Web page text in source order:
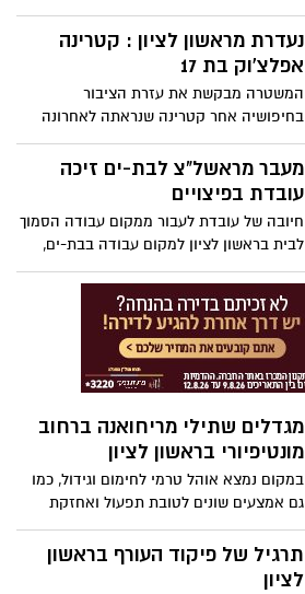
אותה. לאחר מכן חזר לביתו שבעיר, ואילו
הצעירה התקשרה והגישה תלונה במשטרה.
נעדרת מראשון לציון : קטרינה
אפלצ'וק בת 17
המשטרה מבקשת את עזרת הציבור
בחיפושיה אחר קטרינה שנראתה לאחרונה
לפני 4 חודשים. גובהה 160 ס"מ, עיניה בהירות
ושערה בלונדיני. על אפה היא עונדת נזם
מעבר מראשל"צ לבת-ים זיכה
עובדת בפיצויים
חיובה של עובדת לעבור ממקום עבודה הסמוך
לבית בראשון לציון למקום עבודה בבת-ים,
מהווה הרעת תנאים המזכה אותה בפיצויי
פיטורים למרות שהתפטרה.
מגדלים שתילי מריחואנה ברחוב
מונטיפיורי בראשון לציון
במקום נמצא אוהל טרמי לחימום וגידול, כמו
גם אמצעים שונים לטובת תפעול ואחזקת
המעבדה. סה"כ נתפסו כ- 30 שתילים , שתילי
בייבי ומוצגים שונים .
תרגיל של פיקוד העורף בראשון
לציון